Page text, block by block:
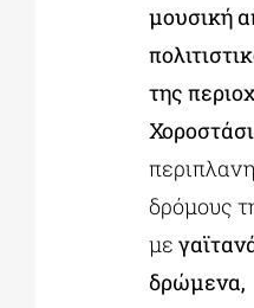
μουσική
της
Χοροστάσι
δρόμους
με
δρώμενα,